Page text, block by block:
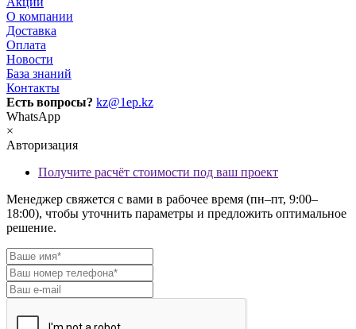
О компании
Доставка
Оплата
Новости
База знаний
Контакты
Есть вопросы? kz@1ep.kz
WhatsApp
×
Авторизация
Получите расчёт стоимости под ваш проект
Менеджер свяжется с вами в рабочее время (пн–пт, 9:00–
18:00), чтобы уточнить параметры и предложить оптимальное
решение.